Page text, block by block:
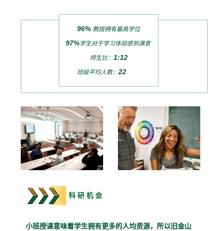
96% 教授拥有最高学位
97%学生对于学习体验感到满意
师生比： 1:12
班级平均人数：22
科 研 机 会
小班授课意味着学生拥有更多的人均资源，所以旧金山